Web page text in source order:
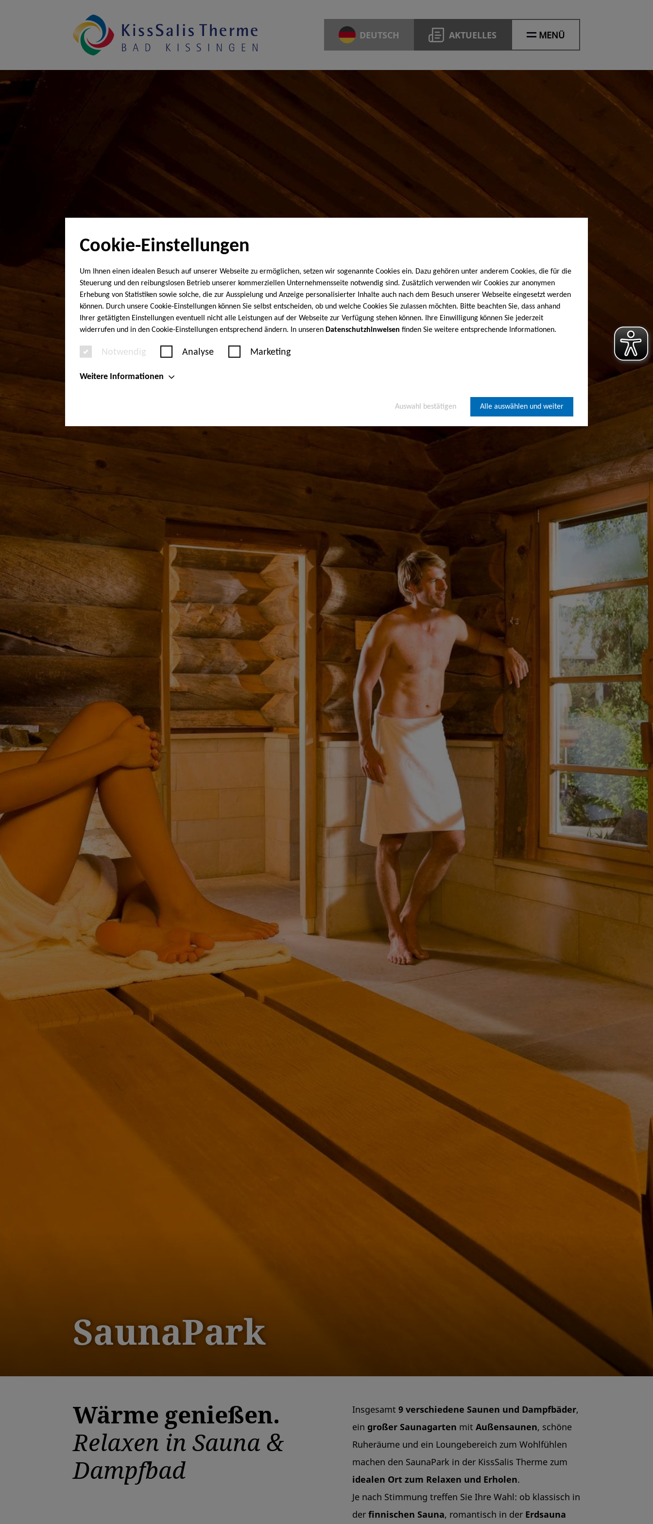
Cookie-Einstellungen
Um Ihnen einen idealen Besuch auf unserer Webseite zu ermöglichen, setzen wir sogenannte Cookies ein. Dazu gehören unter anderem Cookies, die für die
Steuerung und den reibungslosen Betrieb unserer kommerziellen Unternehmensseite notwendig sind. Zusätzlich verwenden wir Cookies zur anonymen
Erhebung von Statistiken sowie solche, die zur Ausspielung und Anzeige personalisierter Inhalte auch nach dem Besuch unserer Webseite eingesetzt werden
können. Durch unsere Cookie-Einstellungen können Sie selbst entscheiden, ob und welche Cookies Sie zulassen möchten. Bitte beachten Sie, dass anhand
Ihrer getätigten Einstellungen eventuell nicht alle Leistungen auf der Webseite zur Verfügung stehen können. Ihre Einwilligung können Sie jederzeit
widerrufen und in den Cookie-Einstellungen entsprechend ändern. In unseren Datenschutzhinweisen finden Sie weitere entsprechende Informationen.
Notwendig Analyse Marketing
Weitere Informationen
Auswahl bestätigen Alle auswählen und weiter
DEUTSCH AKTUELLES MENÜ
SaunaPark
Wärme genießen.
Relaxen in Sauna &
Dampfbad
Insgesamt 9 verschiedene Saunen und Dampfbäder,
ein großer Saunagarten mit Außensaunen, schöne
Ruheräume und ein Loungebereich zum Wohlfühlen
machen den SaunaPark in der KissSalis Therme zum
idealen Ort zum Relaxen und Erholen.
Je nach Stimmung treffen Sie Ihre Wahl: ob klassisch in
der finnischen Sauna, romantisch in der Erdsauna